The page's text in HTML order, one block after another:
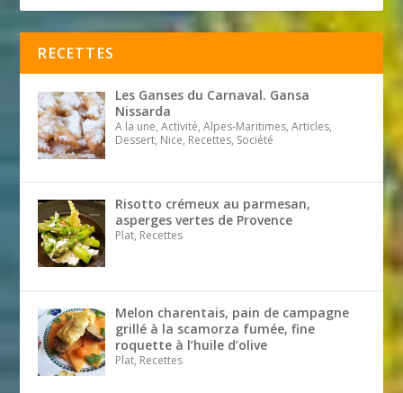
RECETTES
Les Ganses du Carnaval. Gansa
Nissarda
A la une, Activité, Alpes-Maritimes, Articles,
Dessert, Nice, Recettes, Société
Risotto crémeux au parmesan,
asperges vertes de Provence
Plat, Recettes
Melon charentais, pain de campagne
grillé à la scamorza fumée, fine
roquette à l’huile d’olive
Plat, Recettes